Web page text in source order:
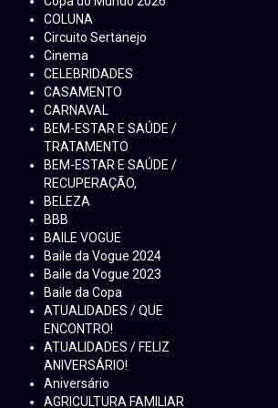
COLUNA
Circuito Sertanejo
Cinema
CELEBRIDADES
CASAMENTO
CARNAVAL
BEM-ESTAR E SAÚDE /
TRATAMENTO
BEM-ESTAR E SAÚDE /
RECUPERAÇÃO,
BELEZA
BBB
BAILE VOGUE
Baile da Vogue 2024
Baile da Vogue 2023
Baile da Copa
ATUALIDADES / QUE
ENCONTRO!
ATUALIDADES / FELIZ
ANIVERSÁRIO!
Aniversário
AGRICULTURA FAMILIAR